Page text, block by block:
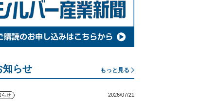
知らせ もっと見る
らせ 2026/07/21